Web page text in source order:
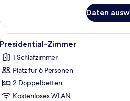
Suite
Pool
Villa
Daten
Alle
Fotos
für
Presidential-
Zimmer
anzeigen
8
Presidential-Zimmer
1 Schlafzimmer
Platz für 6 Personen
2 Doppelbetten
Kostenloses WLAN